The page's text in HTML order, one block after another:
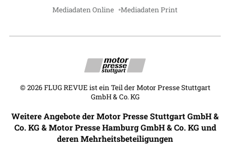
Mediadaten Online Mediadaten Print
© 2026 FLUG REVUE ist ein Teil der Motor Presse Stuttgart
GmbH & Co. KG
Weitere Angebote der Motor Presse Stuttgart GmbH &
Co. KG & Motor Presse Hamburg GmbH & Co. KG und
deren Mehrheitsbeteiligungen